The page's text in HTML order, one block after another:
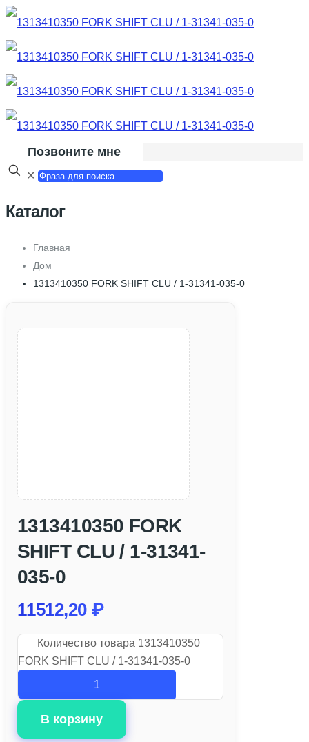
Позвоните мне
✕
Каталог
Главная
Дом
1313410350 FORK SHIFT CLU / 1-31341-035-0
1313410350 FORK
SHIFT CLU / 1-31341-
035-0
11512,20 ₽
Количество товара 1313410350
FORK SHIFT CLU / 1-31341-035-0
В корзину